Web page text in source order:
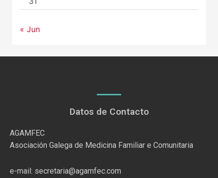
« Jun
Datos de Contacto
AGAMFEC
Asociación Galega de Medicina Familiar e Comunitaria
e-mail: secretaria@agamfec.com